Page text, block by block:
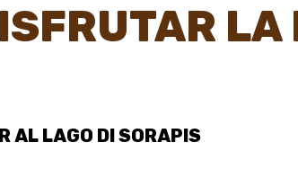
LA
AL LAGO DI SORAPIS